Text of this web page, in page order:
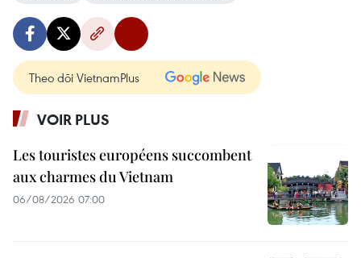
Theo dõi VietnamPlus
VOIR PLUS
Les touristes européens succombent
aux charmes du Vietnam
06/08/2026 07:00